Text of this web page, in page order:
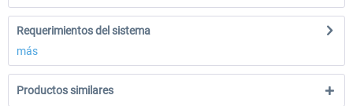
Requerimientos del sistema
más
Productos similares